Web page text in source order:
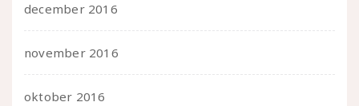
december 2016
november 2016
oktober 2016